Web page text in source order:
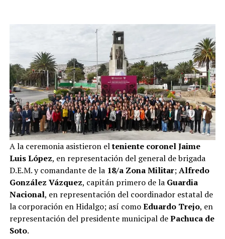
A la ceremonia asistieron elteniente coronel Jaime
Luis López, en representación del general de brigada
D.E.M. y comandante de la 18/a Zona Militar;Alfredo
González Vázquez, capitán primero de la Guardia
Nacional, en representación del coordinador estatal de
la corporación en Hidalgo; así comoEduardo Trejo, en
representación del presidente municipal dePachuca de
Soto.